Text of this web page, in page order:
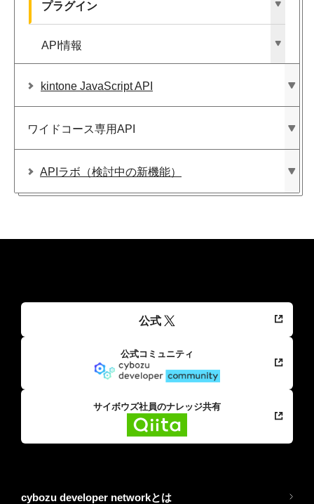
プラグイン
API情報
kintone JavaScript API
ワイドコース専用API
APIラボ​（検討中の​新機能）
公式
公式コミュニティ
サイボウズ社員のナレッジ共有
cybozu developer networkとは